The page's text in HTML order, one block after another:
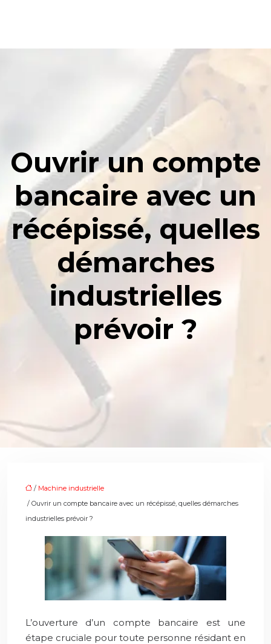
Ouvrir un compte
bancaire avec un
récépissé, quelles
démarches
industrielles
prévoir ?
/ Machine industrielle
/ Ouvrir un compte bancaire avec un récépissé, quelles démarches
industrielles prévoir ?
L’ouverture d’un compte bancaire est une
étape cruciale pour toute personne résidant en